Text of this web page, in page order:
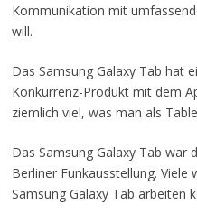
Kommunikation mit
will.
Das Samsung Galaxy Tab hat
Konkurrenz-Produkt mit dem
ziemlich viel, was man als
Das Samsung Galaxy Tab war
Berliner Funkausstellung.
Samsung Galaxy Tab arbeiten